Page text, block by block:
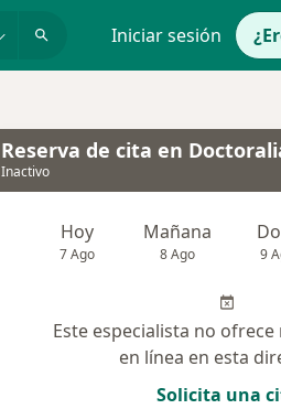
Iniciar sesión
Reserva de cita en
Inactivo
Hoy
7 Ago
Mañana
8 Ago 9
Este especialista no ofrece
en línea en esta
Solicita una